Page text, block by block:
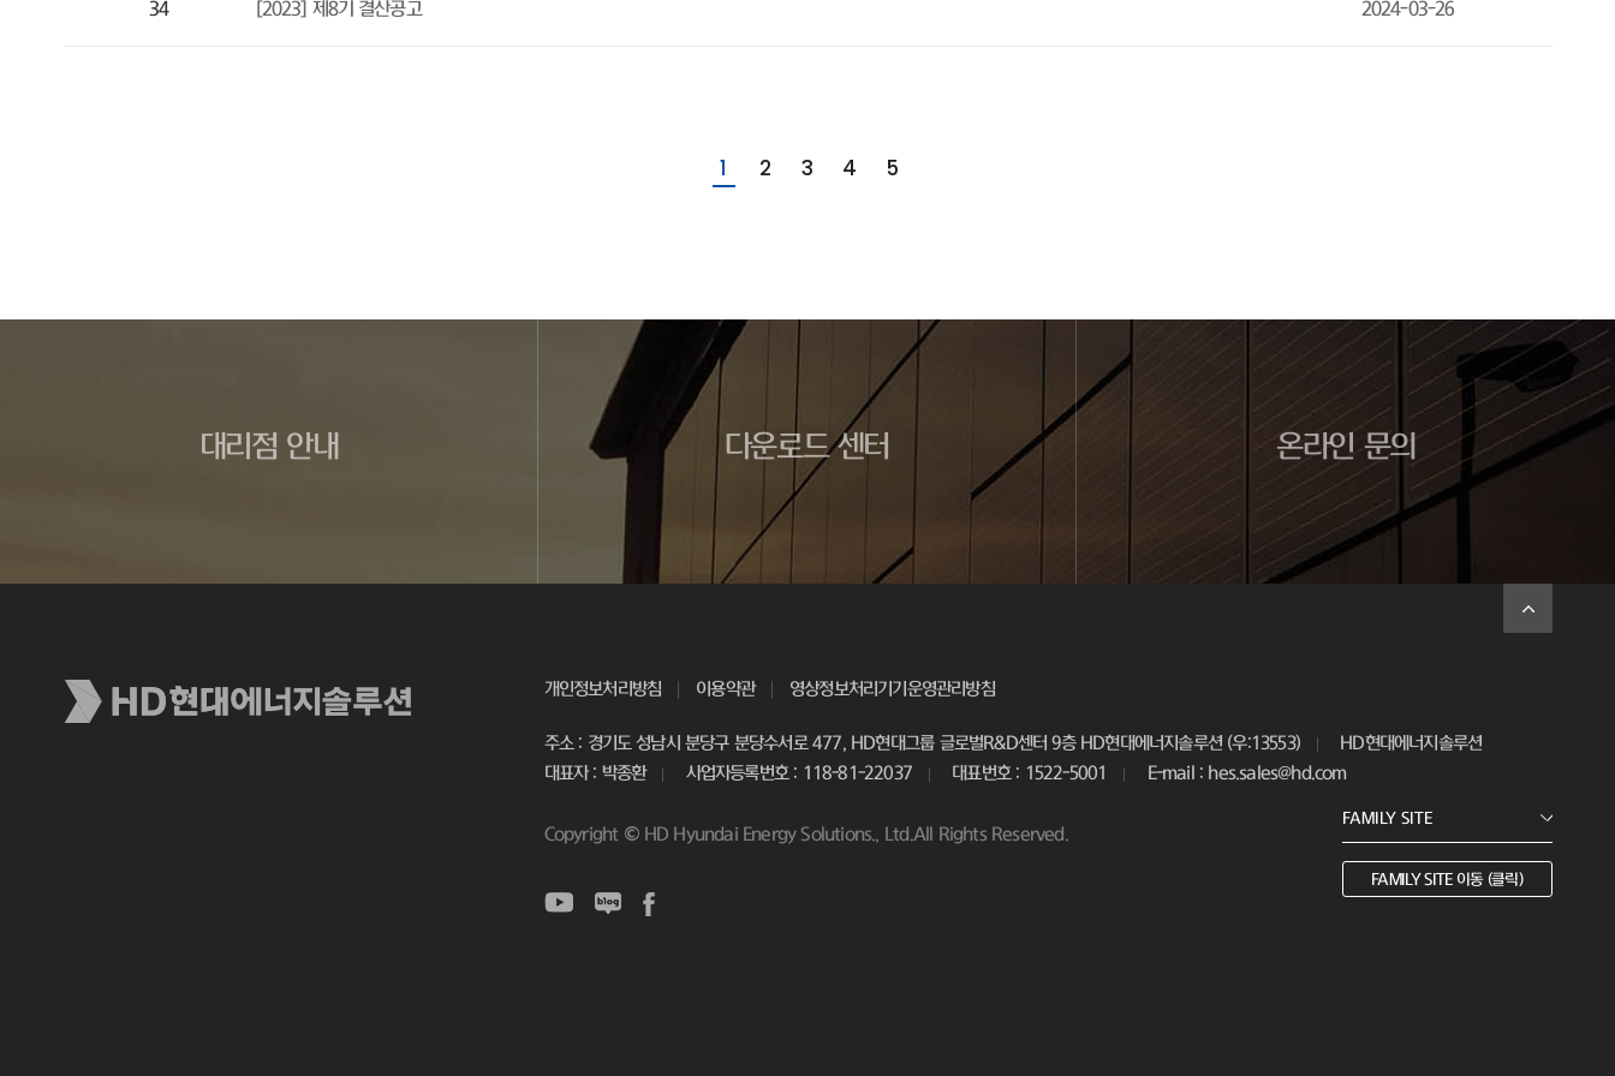
34 [2023] 제8기 결산공고 2024-03-26
1 2 3 4 5
대리점 안내 다운로드 센터 온라인 문의
개인정보처리방침 이용약관 영상정보처리기기운영관리방침
주소 : 경기도 성남시 분당구 분당수서로 477, HD현대그룹 글로벌R&D센터 9층 HD현대에너지솔루션 (우:13553)
HD현대에너지솔루션
대표자 : 박종환
사업자등록번호 : 118-81-22037 대표번호 : 1522-5001 E-mail : hes.sales@hd.com
Copyright © HD Hyundai Energy Solutions., Ltd.All Rights Reserved.
FAMILY SITE 이동 (클릭)